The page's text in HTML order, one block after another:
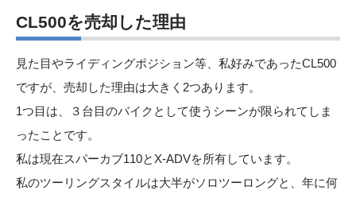
CL500を売却した理由
見た目やライディングポジション等、私好みであったCL500
ですが、売却した理由は大きく2つあります。
1つ目は、３台目のバイクとして使うシーンが限られてしま
ったことです。
私は現在スパーカブ110とX-ADVを所有しています。
私のツーリングスタイルは大半がソロツーロングと、年に何